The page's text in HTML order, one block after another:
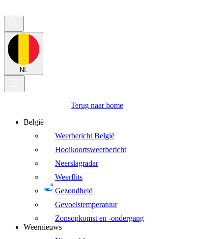
NL
Terug naar home
België
Weerbericht België
Hooikoortsweerbericht
Neerslagradar
Weerflits
Gezondheid
Gevoelstemperatuur
Zonsopkomst en -ondergang
Weernieuws